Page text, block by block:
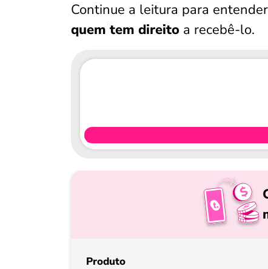
Continue a leitura para
quem tem direito a recebê-lo.
Produto